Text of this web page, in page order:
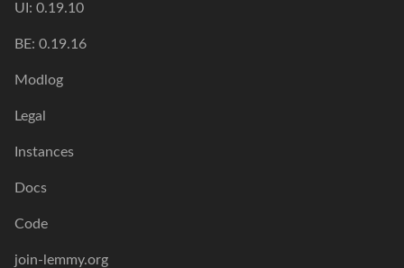
UI: 0.19.10
BE: 0.19.16
Modlog
Legal
Instances
Docs
Code
join-lemmy.org